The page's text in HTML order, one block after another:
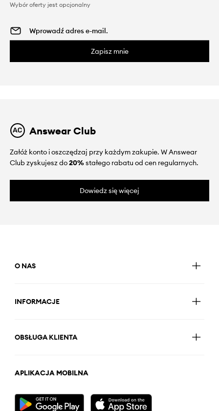
Wybór oferty jest opcjonalny
Zapisz mnie
Answear Club
Załóż konto i oszczędzaj przy każdym zakupie. W Answear
Club zyskujesz do20%stałego rabatu od cen regularnych.
Dowiedz się więcej
O NAS
INFORMACJE
OBSŁUGA KLIENTA
APLIKACJA MOBILNA